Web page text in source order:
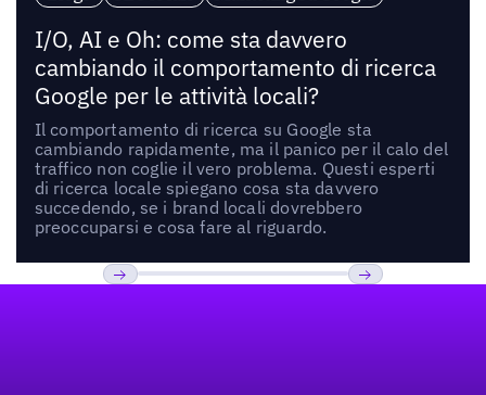
I/O, AI e Oh: come sta davvero
cambiando il comportamento di ricerca
Google per le attività locali?
Il comportamento di ricerca su Google sta
cambiando rapidamente, ma il panico per il calo del
traffico non coglie il vero problema. Questi esperti
di ricerca locale spiegano cosa sta davvero
succedendo, se i brand locali dovrebbero
preoccuparsi e cosa fare al riguardo.